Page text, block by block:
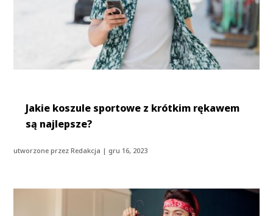
Jakie koszule sportowe z krótkim rękawem
są najlepsze?
utworzone przezRedakcja | gru 16, 2023